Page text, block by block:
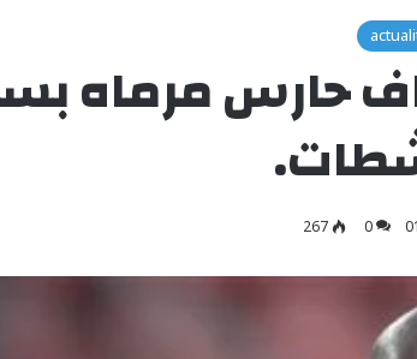
حارس مرماه
0
267